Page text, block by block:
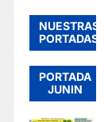
NUESTRAS
PORTADAS
PORTADA
JUNIN